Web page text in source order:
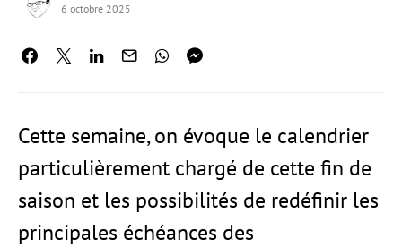
6 octobre 2025
Cette semaine, on évoque le calendrier
particulièrement chargé de cette fin de
saison et les possibilités de redéfinir les
principales échéances des